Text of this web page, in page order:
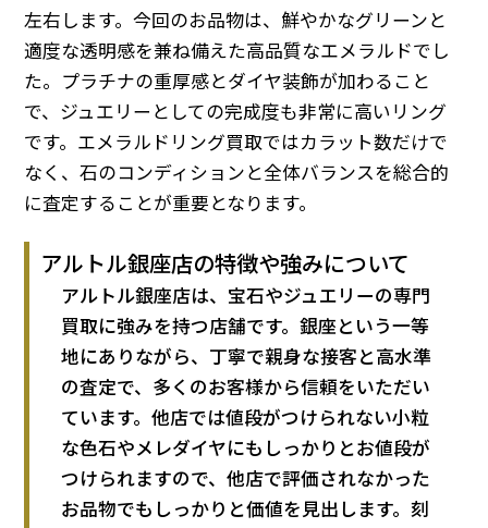
左右します。今回のお品物は、鮮やかなグリーンと
適度な透明感を兼ね備えた高品質なエメラルドでし
た。プラチナの重厚感とダイヤ装飾が加わること
で、ジュエリーとしての完成度も非常に高いリング
です。エメラルドリング買取ではカラット数だけで
なく、石のコンディションと全体バランスを総合的
に査定することが重要となります。
アルトル銀座店の特徴や強みについて
アルトル銀座店は、宝石やジュエリーの専門
買取に強みを持つ店舗です。銀座という一等
地にありながら、丁寧で親身な接客と高水準
の査定で、多くのお客様から信頼をいただい
ています。他店では値段がつけられない小粒
な色石やメレダイヤにもしっかりとお値段が
つけられますので、他店で評価されなかった
お品物でもしっかりと価値を見出します。刻